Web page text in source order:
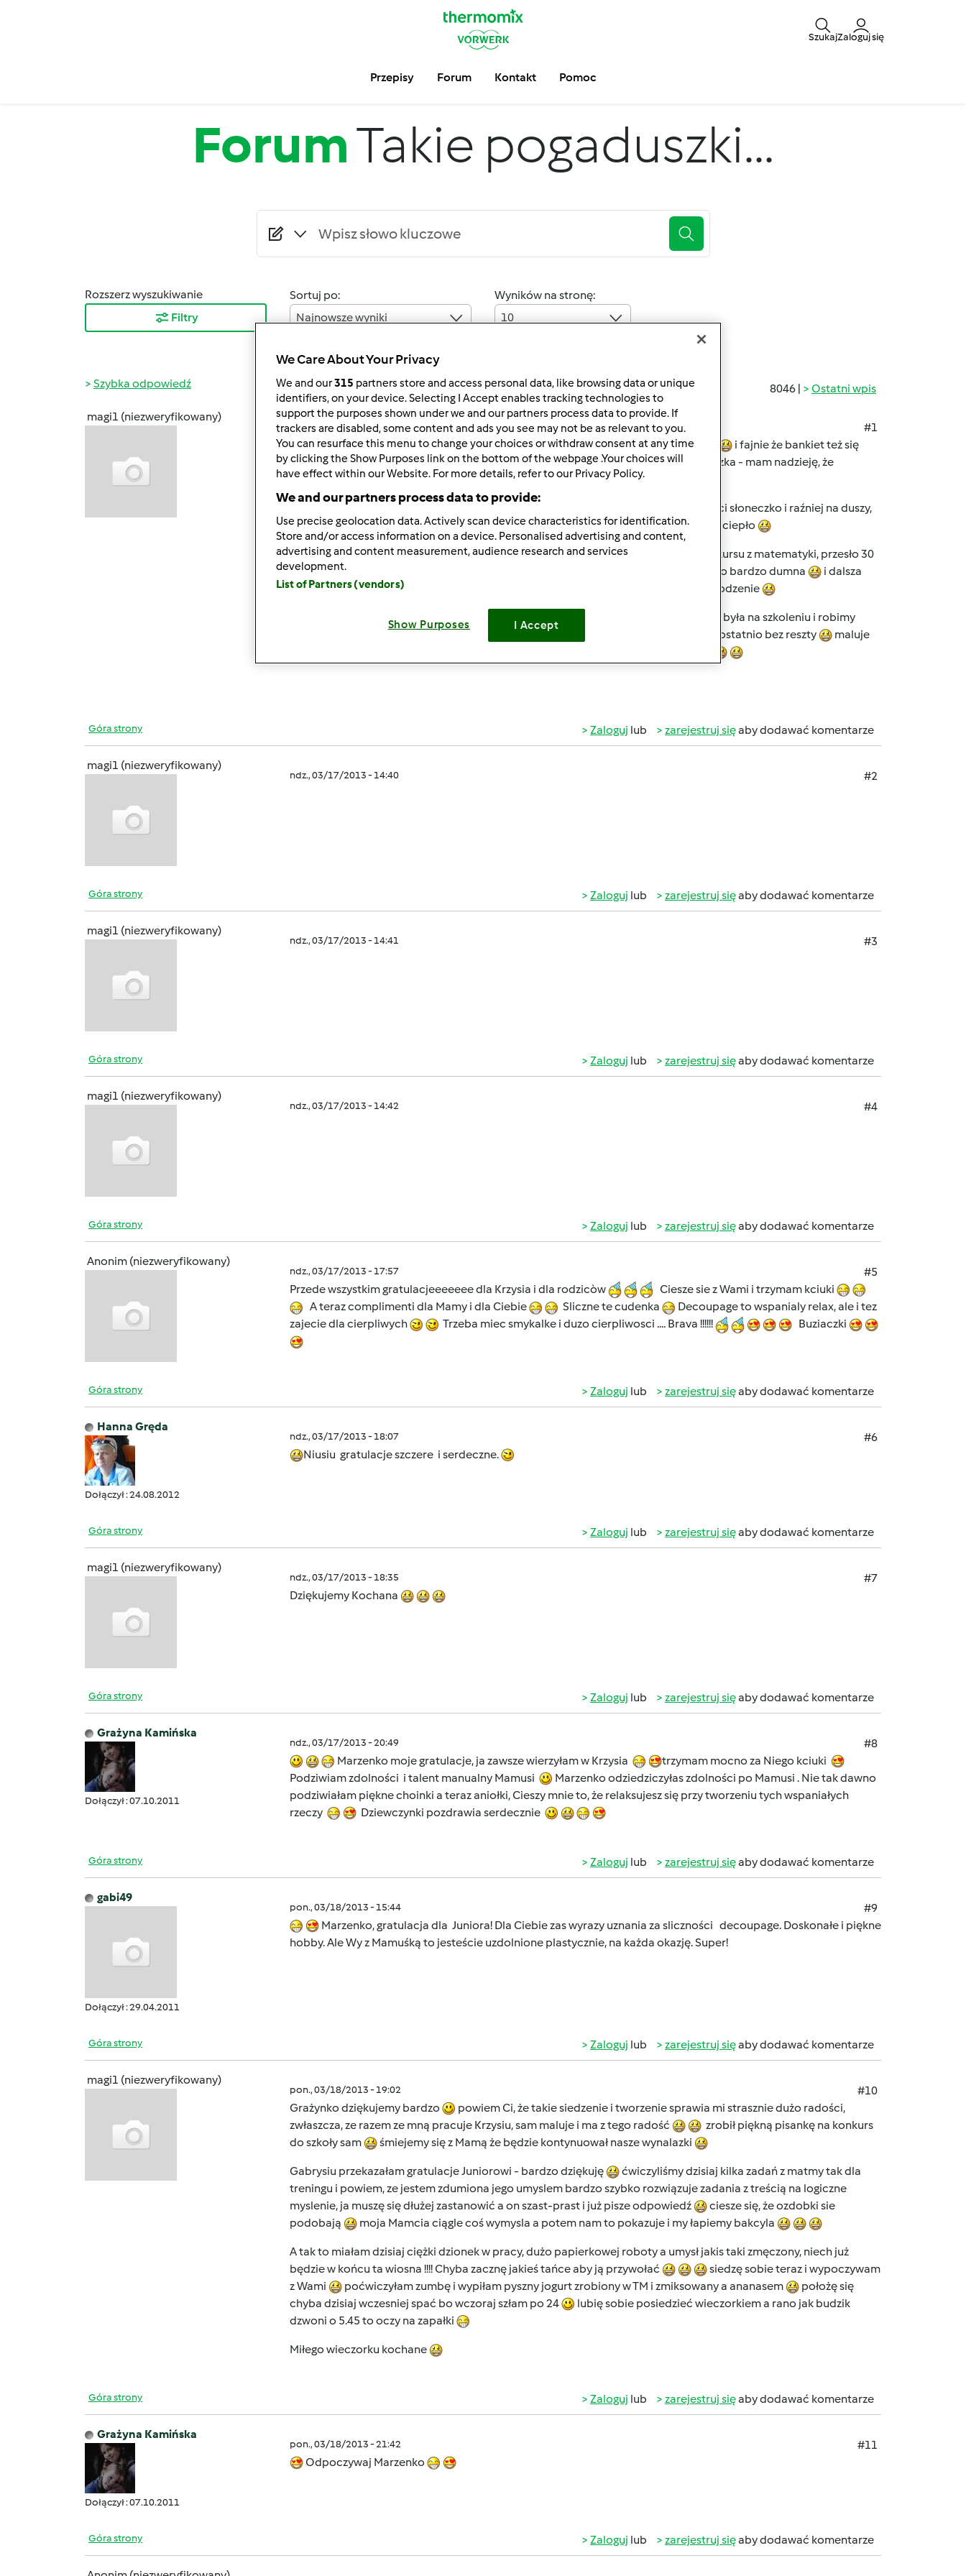
SzukajZaloguj się
Przepisy Forum Kontakt Pomoc
ForumTakie pogaduszki...
Rozszerz wyszukiwanie
Filtry
Sortuj po:
Najnowsze wyniki
Wyników na stronę:
10
8046 | Ostatni wpis
Szybka odpowiedź
magi1 (niezweryfikowany)
ndz., 03/17/2013 - 14:38
#1
Niusiu Kochana bardzo się cieszę, że już jesteś po obronie i wszystko poszło dobrze
i fajnie że bankiet też się
udał
nie ma to jak pomocne bliskie osoby
i cieszę się, że zrobilaś moje ciasteczka - mam nadzieję, że
smakowały
Grtauluję
Oj Dziewczyny gdzie ta wiosna, taka zimnica, na szczęście chociaż w ciągu dnia świeci słoneczko i raźniej na duszy,
ale te mrozy mnie już dobijają
ale jeszcze mam nadzieję chwilka i będzie w końcu ciepło
Muszę się Wam pochwalic Kochane, że Junior dostał sie do następnego etapu z konkursu z matematyki, przesło 30
osób z całej Bydgoszczy a on jako jedyny rodzynek ze szkoły
jestem z niego bardzo bardzo dumna
i dalsza
część startuje już w tą środę
tak więc trzymajcie kciuki kochane za powodzenie
A ja ostatnio mam nowe zajęcie - nauczyła mnie tego moja kochana Mamunia, która była na szkoleniu i robimy
różne cudeńka metodą decoupage
wciągnęłam się na maxa i pochłanie mnie to ostatnio bez reszty
maluje
Góra strony Zaloguj lub zarejestruj sięaby dodawać komentarze
magi1 (niezweryfikowany)
ndz., 03/17/2013 - 14:40 #2
Góra strony Zaloguj lub zarejestruj sięaby dodawać komentarze
magi1 (niezweryfikowany)
ndz., 03/17/2013 - 14:41 #3
Góra strony Zaloguj lub zarejestruj sięaby dodawać komentarze
magi1 (niezweryfikowany)
ndz., 03/17/2013 - 14:42 #4
Góra strony Zaloguj lub zarejestruj sięaby dodawać komentarze
Anonim (niezweryfikowany)
ndz., 03/17/2013 - 17:57
#5
Przede wszystkim gratulacjeeeeeee dla Krzysia i dla rodzicòw
Ciesze sie z Wami i trzymam kciuki
A teraz complimenti dla Mamy i dla Ciebie
Sliczne te cudenka
Decoupage to wspanialy relax, ale i tez
zajecie dla cierpliwych
Trzeba miec smykalke i duzo cierpliwosci .... Brava !!!!!! Buziaczki
Góra strony Zaloguj lub zarejestruj sięaby dodawać komentarze
Hanna Gręda
Dołączył : 24.08.2012
ndz., 03/17/2013 - 18:07
#6
Niusiu gratulacje szczere i serdeczne.
Góra strony Zaloguj lub zarejestruj sięaby dodawać komentarze
magi1 (niezweryfikowany)
ndz., 03/17/2013 - 18:35
#7
Dziękujemy Kochana
Góra strony Zaloguj lub zarejestruj sięaby dodawać komentarze
Grażyna Kamińska
Dołączył : 07.10.2011
ndz., 03/17/2013 - 20:49
#8
Marzenko moje gratulacje, ja zawsze wierzyłam w Krzysia
trzymam mocno za Niego kciuki
Podziwiam zdolności i talent manualny Mamusi
Marzenko odziedziczyłas zdolności po Mamusi . Nie tak dawno
podziwiałam piękne choinki a teraz aniołki, Cieszy mnie to, że relaksujesz się przy tworzeniu tych wspaniałych
rzeczy
Dziewczynki pozdrawia serdecznie
Góra strony Zaloguj lub zarejestruj sięaby dodawać komentarze
gabi49
Dołączył : 29.04.2011
pon., 03/18/2013 - 15:44
#9
Marzenko, gratulacja dla Juniora! Dla Ciebie zas wyrazy uznania za sliczności decoupage. Doskonałe i piękne
hobby. Ale Wy z Mamuśką to jesteście uzdolnione plastycznie, na każda okazję. Super!
Góra strony Zaloguj lub zarejestruj sięaby dodawać komentarze
magi1 (niezweryfikowany)
pon., 03/18/2013 - 19:02
#10
Grażynko dziękujemy bardzo
powiem Ci, że takie siedzenie i tworzenie sprawia mi strasznie dużo radości,
zwłaszcza, ze razem ze mną pracuje Krzysiu, sam maluje i ma z tego radość
zrobił piękną pisankę na konkurs
do szkoły sam
śmiejemy się z Mamą że będzie kontynuował nasze wynalazki
Gabrysiu przekazałam gratulacje Juniorowi - bardzo dziękuję
ćwiczyliśmy dzisiaj kilka zadań z matmy tak dla
treningu i powiem, ze jestem zdumiona jego umyslem bardzo szybko rozwiązuje zadania z treścią na logiczne
myslenie, ja muszę się dłużej zastanowić a on szast-prast i już pisze odpowiedź
ciesze się, że ozdobki sie
podobają
moja Mamcia ciągle coś wymysla a potem nam to pokazuje i my łapiemy bakcyla
A tak to miałam dzisiaj ciężki dzionek w pracy, dużo papierkowej roboty a umysł jakis taki zmęczony, niech już
będzie w końcu ta wiosna !!!! Chyba zacznę jakieś tańce aby ją przywołać
siedzę sobie teraz i wypoczywam
z Wami
poćwiczyłam zumbę i wypiłam pyszny jogurt zrobiony w TM i zmiksowany a ananasem
położę się
chyba dzisiaj wczesniej spać bo wczoraj szłam po 24
lubię sobie posiedzieć wieczorkiem a rano jak budzik
dzwoni o 5.45 to oczy na zapałki
Miłego wieczorku kochane
Góra strony Zaloguj lub zarejestruj sięaby dodawać komentarze
Grażyna Kamińska
Dołączył : 07.10.2011
pon., 03/18/2013 - 21:42
#11
Odpoczywaj Marzenko
Góra strony Zaloguj lub zarejestruj sięaby dodawać komentarze
We Care About Your Privacy
We and our315 partners store and access personal data, like browsing data or unique
identifiers, on your device. Selecting I Accept enables tracking technologies to
support the purposes shown under we and our partners process data to provide. If
trackers are disabled, some content and ads you see may not be as relevant to you.
You can resurface this menu to change your choices or withdraw consent at any time
by clicking the Show Purposes link on the bottom of the webpage .Your choices will
have effect within our Website. For more details, refer to our Privacy Policy.
We and our partners process data to provide:
Use precise geolocation data. Actively scan device characteristics for identification.
Store and/or access information on a device. Personalised advertising and content,
advertising and content measurement, audience research and services
development.
List of Partners (vendors)
Show Purposes I Accept